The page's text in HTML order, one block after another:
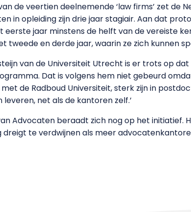
de veertien deelnemende ‘law firms’ zet de
in opleiding zijn drie jaar stagiair. Aan dat
eerste jaar minstens de helft van de vereiste
tweede en derde jaar, waarin ze zich kunnen
van de Universiteit Utrecht is er trots op
Dat is volgens hem niet gebeurd
de Radboud Universiteit, sterk zijn in
net als de kantoren zelf.’
Advocaten beraadt zich nog op het initiatief.
te verdwijnen als meer